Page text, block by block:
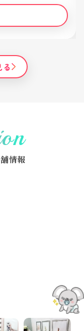
達のおかげで今も続
情報